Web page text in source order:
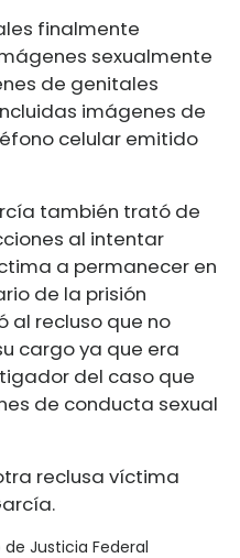
finalmente
sexualmente
de genitales
imágenes de
celular emitido
también trató de
al intentar
a permanecer en
de la prisión
al recluso que no
cargo ya que era
del caso que
de conducta sexual
reclusa víctima